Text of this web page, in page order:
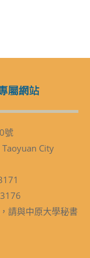
號
City
請與中原大學秘書